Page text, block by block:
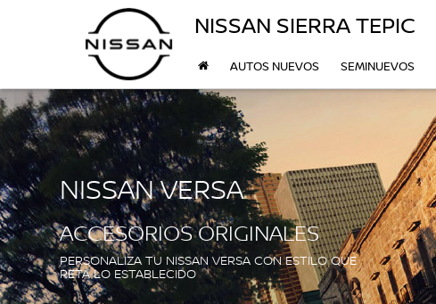
NISSAN SIERRA TEPIC
AUTOS NUEVOS SEMINUEVOS
NISSAN VERSA
ACCESORIOS ORIGINALES
PERSONALIZA TU NISSAN VERSA CON ESTILO QUE
RETA LO ESTABLECIDO